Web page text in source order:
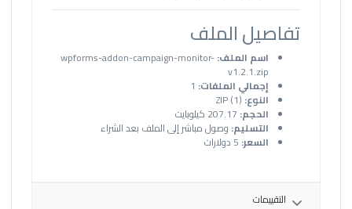
تفاصيل الملف
اسم الملف:wpforms-addon-campaign-monitor-
v1.2.1.zip
إجمالي الملفات:
النوع:ZIP (1)
الحجم:
التسليم: وصول مباشر إلى الملف بعد الشراء
السعر:
التقييمات